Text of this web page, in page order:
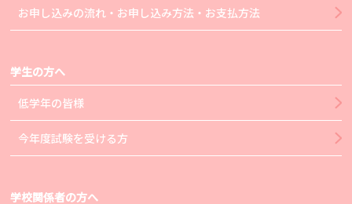
お申し込みの流れ・お申し込み方法・お支払方法
学生の方へ
低学年の皆様
今年度試験を受ける方
学校関係者の方へ